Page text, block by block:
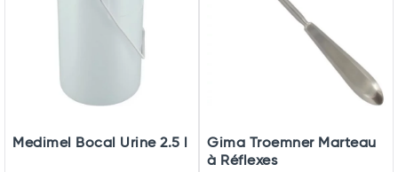
Medimel Bocal Urine 2.5 l
Gima Troemner Marteau
à Réflexes